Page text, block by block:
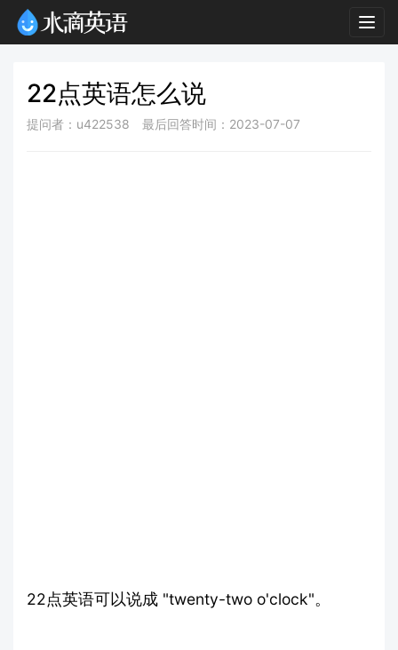
22点英语怎么说
提问者：u422538 最后回答时间：2023-07-07
22点英语可以说成 "twenty-two o'clock"。